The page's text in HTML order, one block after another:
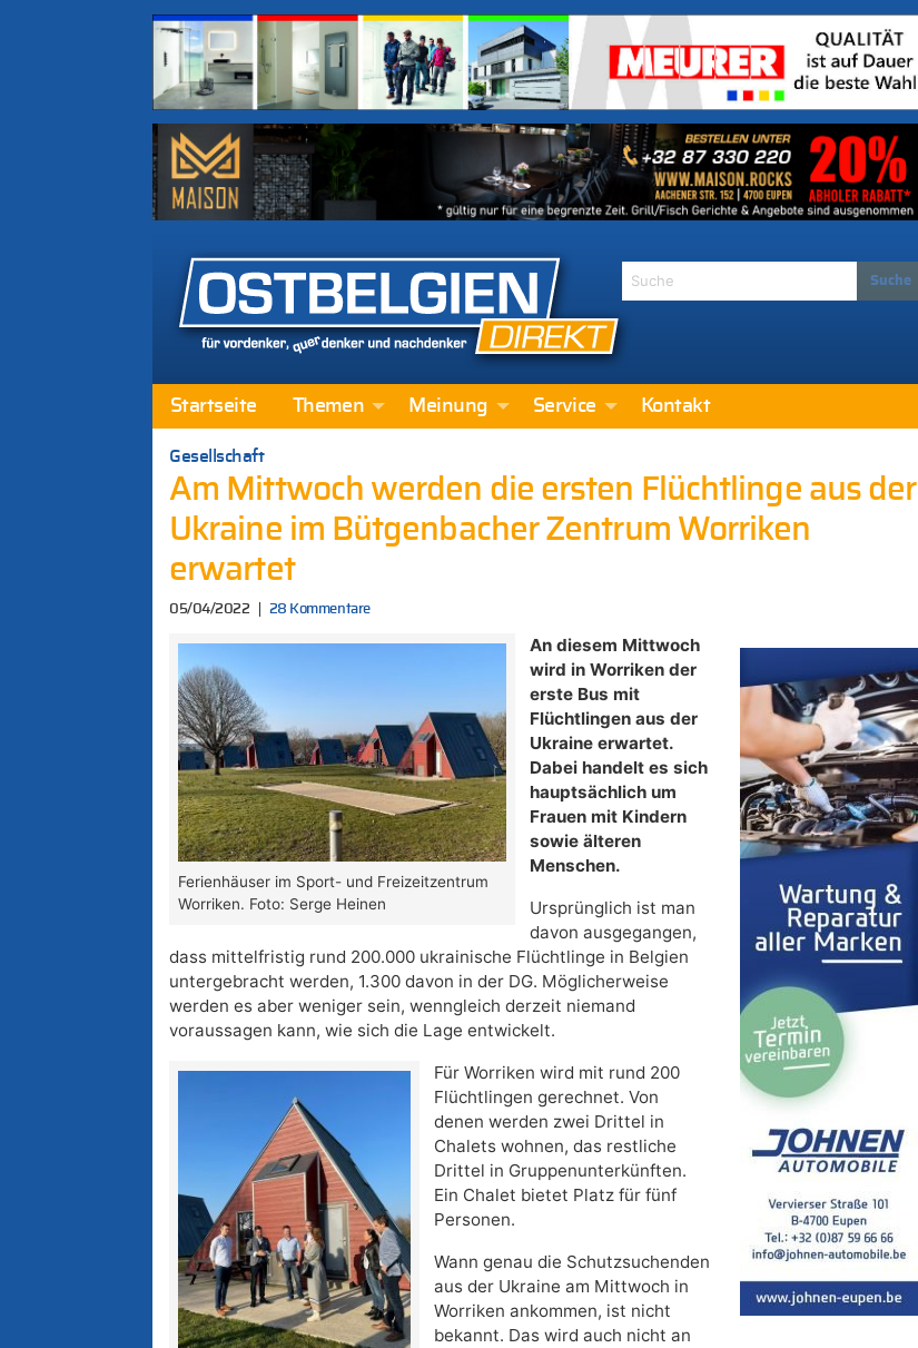
Startseite Themen Meinung Service Kontakt
Gesellschaft
Am Mittwoch werden die ersten Flüchtlinge aus der
Ukraine im Bütgenbacher Zentrum Worriken
erwartet
05/04/2022 28 Kommentare
Ferienhäuser im Sport- und Freizeitzentrum
Worriken. Foto: Serge Heinen
An diesem Mittwoch
wird in Worriken der
erste Bus mit
Flüchtlingen aus der
Ukraine erwartet.
Dabei handelt es sich
hauptsächlich um
Frauen mit Kindern
sowie älteren
Menschen.
Ursprünglich ist man
davon ausgegangen,
dass mittelfristig rund 200.000 ukrainische Flüchtlinge in Belgien
untergebracht werden, 1.300 davon in der DG. Möglicherweise
werden es aber weniger sein, wenngleich derzeit niemand
voraussagen kann, wie sich die Lage entwickelt.
Für Worriken wird mit rund 200
Flüchtlingen gerechnet. Von
denen werden zwei Drittel in
Chalets wohnen, das restliche
Drittel in Gruppenunterkünften.
Ein Chalet bietet Platz für fünf
Personen.
Wann genau die Schutzsuchenden
aus der Ukraine am Mittwoch in
Worriken ankommen, ist nicht
bekannt. Das wird auch nicht an